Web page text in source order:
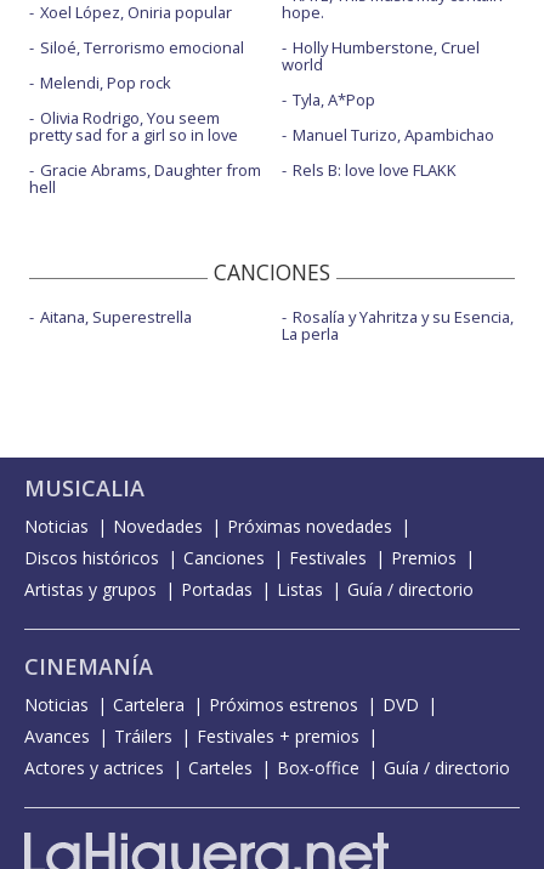
Xoel López, Oniria popular
Siloé, Terrorismo emocional
Melendi, Pop rock
Olivia Rodrigo, You seem
pretty sad for a girl so in love
Gracie Abrams, Daughter from
hell
hope.
Holly Humberstone, Cruel
world
Tyla, A*Pop
Manuel Turizo, Apambichao
Rels B: love love FLAKK
CANCIONES
Aitana, Superestrella Rosalía y Yahritza y su Esencia,
La perla
MUSICALIA
Noticias Novedades
Próximas novedades
Discos históricos
Canciones Festivales
Premios
Artistas y grupos
Portadas Listas Guía / directorio
CINEMANÍA
Noticias Cartelera Próximos estrenos
DVD
Avances
Tráilers
Festivales + premios
Actores y actrices
Carteles Box-office Guía / directorio